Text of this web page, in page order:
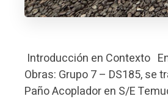
Introducción en Contexto
Obras: Grupo 7 – DS185, se
Paño Acoplador en S/E